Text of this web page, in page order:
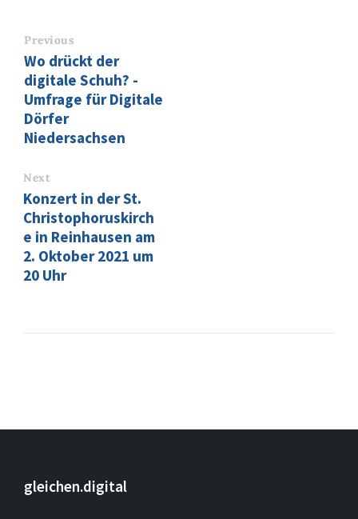
Previous
Wo drückt der
digitale Schuh? -
Umfrage für Digitale
Dörfer
Niedersachsen
Next
Konzert in der St.
Christophoruskirch
e in Reinhausen am
2. Oktober 2021 um
20 Uhr
gleichen.digital